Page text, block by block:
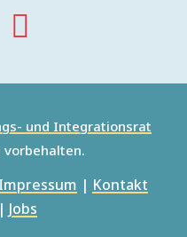
und Integrationsrat
vorbehalten.
Impressum | Kontakt
Jobs